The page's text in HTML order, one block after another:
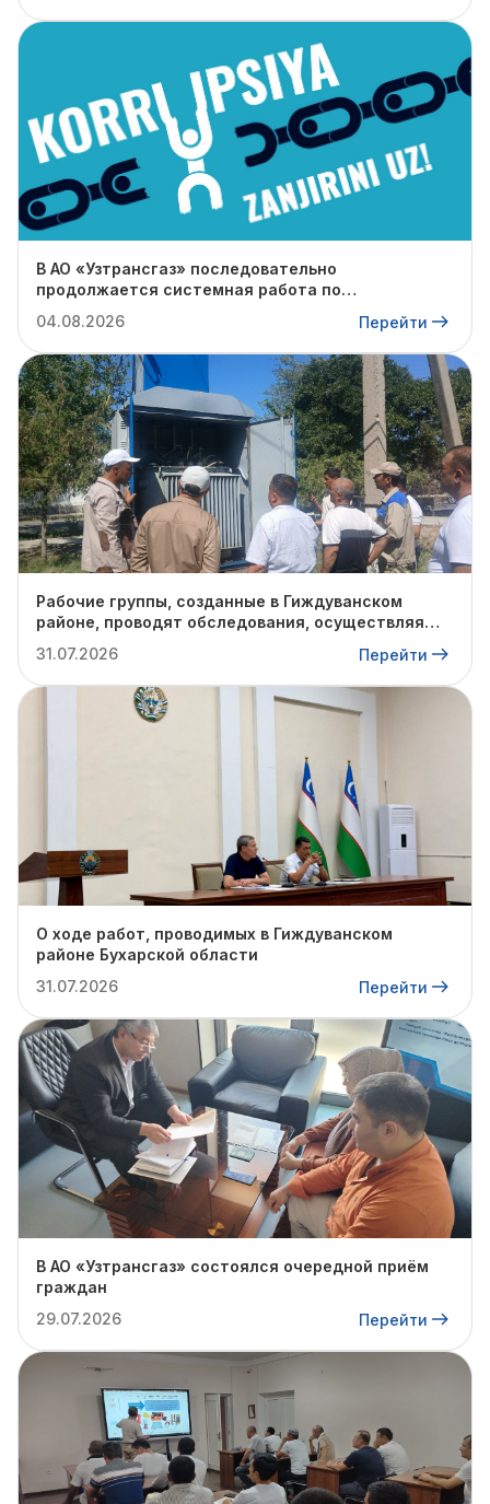
В АО «Узтрансгаз» последовательно
продолжается системная работа по
04.08.2026 Перейти
Рабочие группы, созданные в Гиждуванском
районе, проводят обследования, осуществляя
порядке.
31.07.2026 Перейти
О ходе работ, проводимых в Гиждуванском
районе Бухарской области
31.07.2026
Перейти
В АО «Узтрансгаз» состоялся очередной приём
граждан
29.07.2026
Перейти